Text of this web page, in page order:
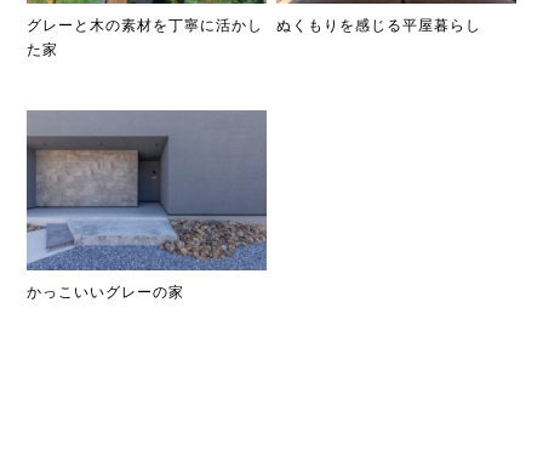
グレーと木の素材を丁寧に活かし
た家
ぬくもりを感じる平屋暮らし
かっこいいグレーの家